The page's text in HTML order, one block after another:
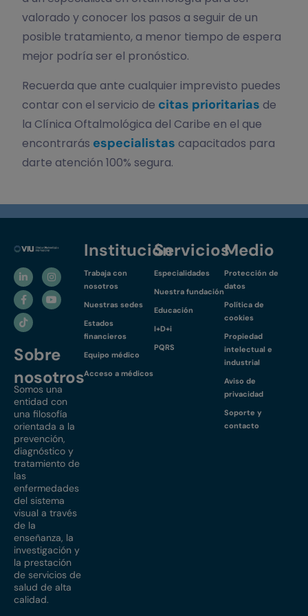
valorado y conocer los pasos a seguir de un
posible tratamiento, a menor tiempo de espera
mejor podría ser el pronóstico.
Recuerda que ante cualquier imprevisto puedes
contar con el servicio de citas prioritarias de
la Clínica Oftalmológica del Caribe en el que
encontrarás especialistas capacitados para
darte atención 100% segura.
Sobre
nosotros
Somos una
entidad con
una filosofía
orientada a la
prevención,
diagnóstico y
tratamiento de
las
enfermedades
del sistema
visual a través
de la
enseñanza, la
investigación y
la prestación
de servicios de
salud de alta
calidad.
Institución
Trabaja con
nosotros
Nuestras sedes
Estados
financieros
Equipo médico
Acceso a médicos
Servicios
Especialidades
Nuestra fundación
Educación
I+D+i
PQRS
Medio
Protección de
datos
Política de
cookies
Propiedad
intelectual e
industrial
Aviso de
privacidad
Soporte y
contacto